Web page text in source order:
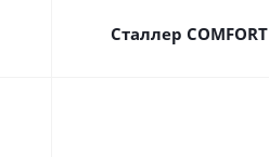
Сталлер COMFORT